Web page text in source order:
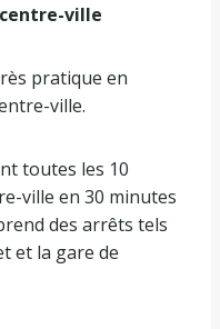
ville
pratique en
ville.
toutes les 10
ville en 30 minutes
des arrêts tels
et la gare de